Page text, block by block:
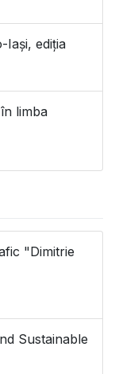
Iași, ediția
limba
"Dimitrie
Sustainable